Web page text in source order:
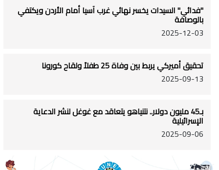
"فدائي" السيدات يخسر نهائي غرب آسيا أمام الأردن ويكتفي
بالوصافة
2025-12-03
تحقيق أميركي يربط بين وفاة 25 طفلاً ولقاح كورونا
2025-09-13
بـ45 مليون دولار.. نتنياهو يتعاقد مع غوغل لنشر الدعاية
الإسرائيلية
2025-09-06